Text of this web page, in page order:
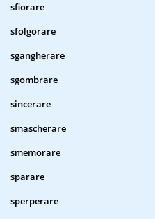
sfiorare
sfolgorare
sgangherare
sgombrare
sincerare
smascherare
smemorare
sparare
sperperare